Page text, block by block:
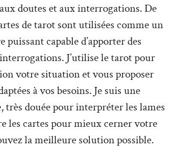
doutes et aux interrogations. De
de tarot sont utilisées comme un
capable d’apporter des
J’utilise le tarot pour
votre situation et vous proposer
à vos besoins. Je suis une
très douée pour interpréter les lames
les cartes pour mieux cerner votre
la meilleure solution possible.